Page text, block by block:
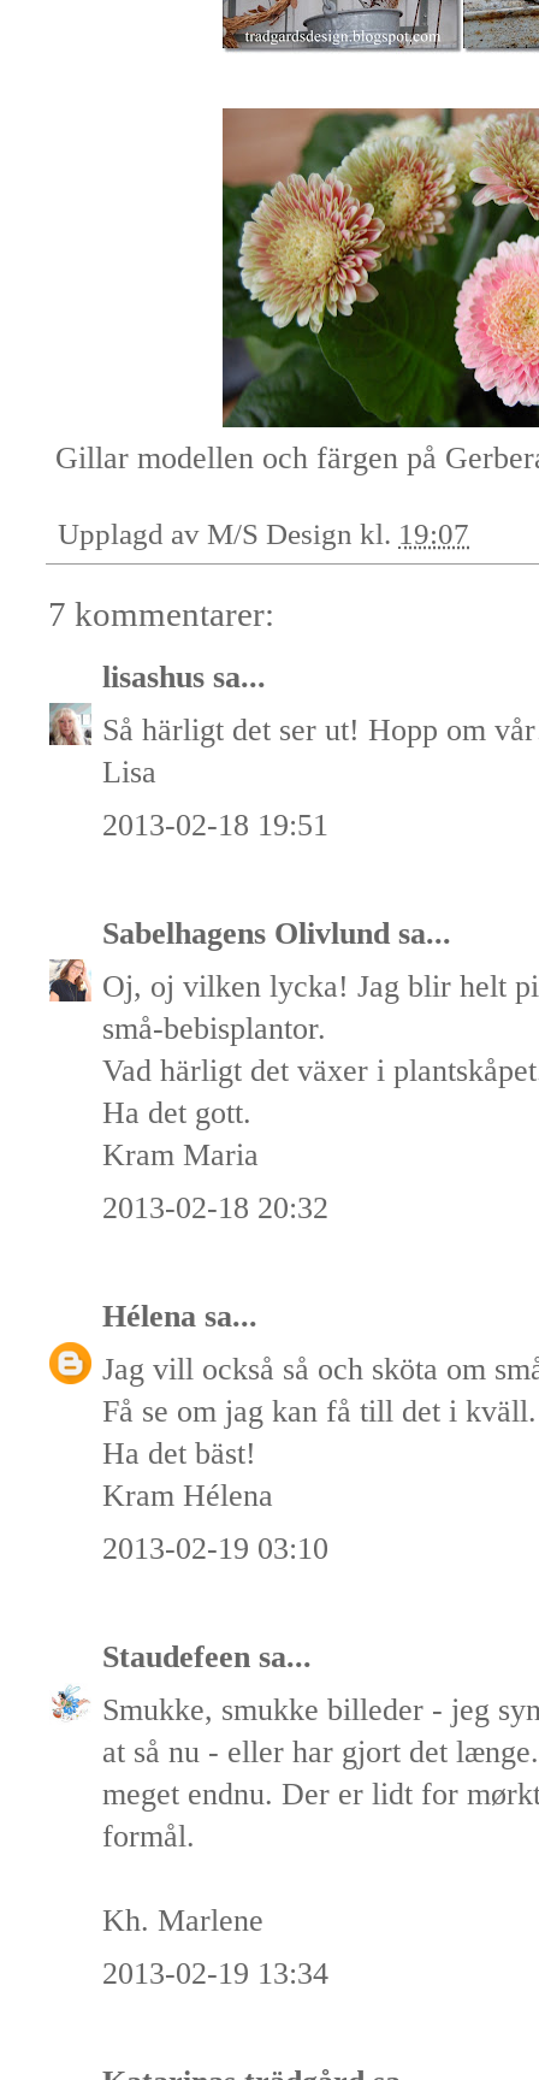
Gillar modellen och färgen på
Upplagd av M/S Design kl. 19:07
7 kommentarer:
lisashus sa...
Så härligt det ser ut! Hopp om
Lisa
2013-02-18 19:51
Sabelhagens Olivlund sa...
Oj, oj vilken lycka! Jag blir helt
små-bebisplantor.
Vad härligt det växer i
Ha det gott.
Kram Maria
2013-02-18 20:32
Hélena sa...
Jag vill också så och sköta om
Få se om jag kan få till det i kväll.
Ha det bäst!
Kram Hélena
2013-02-19 03:10
Staudefeen sa...
Smukke, smukke billeder - jeg
at så nu - eller har gjort det
meget endnu. Der er lidt for
formål.
Kh. Marlene
2013-02-19 13:34